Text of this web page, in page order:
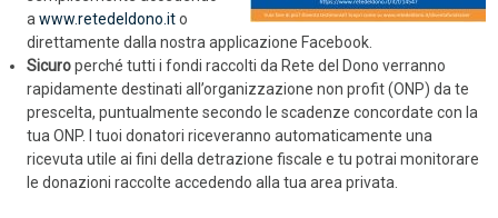
awww.retedeldono.ito
direttamente dalla nostra applicazione Facebook.
Sicuroperché tutti i fondi raccolti da Rete del Dono verranno
rapidamente destinati all’organizzazione non profit (ONP) da te
prescelta, puntualmente secondo le scadenze concordate con la
tua ONP. I tuoi donatori riceveranno automaticamente una
ricevuta utile ai fini della detrazione fiscale e tu potrai monitorare
le donazioni raccolte accedendo alla tua area privata.